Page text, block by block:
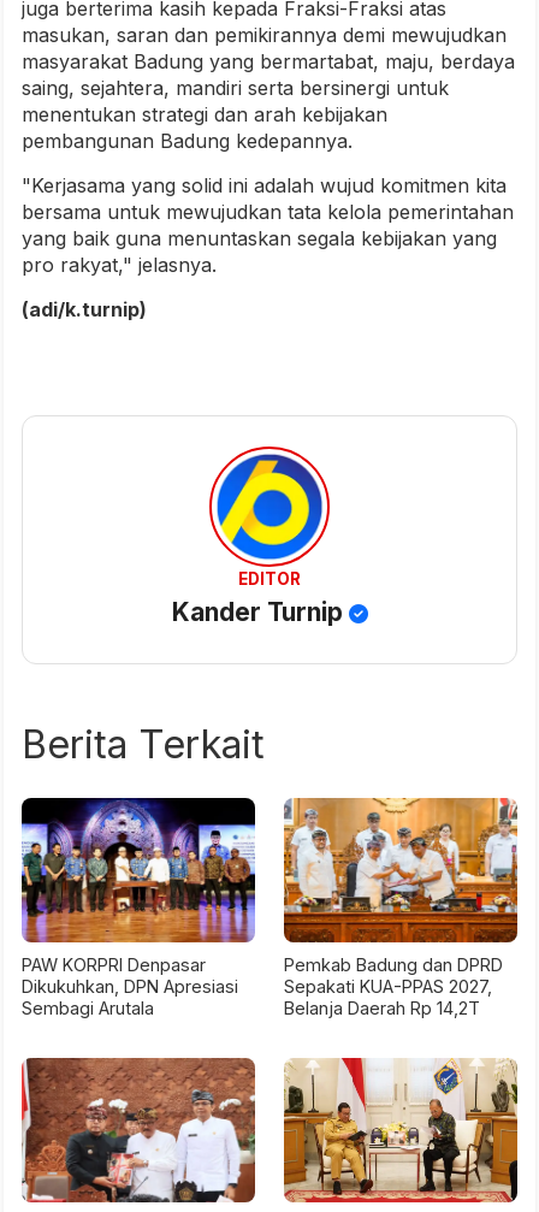
juga berterima kasih kepada Fraksi-Fraksi atas
masukan, saran dan pemikirannya demi mewujudkan
masyarakat Badung yang bermartabat, maju, berdaya
saing, sejahtera, mandiri serta bersinergi untuk
menentukan strategi dan arah kebijakan
pembangunan Badung kedepannya.
"Kerjasama yang solid ini adalah wujud komitmen kita
bersama untuk mewujudkan tata kelola pemerintahan
yang baik guna menuntaskan segala kebijakan yang
pro rakyat," jelasnya.
(adi/k.turnip)
EDITOR
Kander Turnip
Berita Terkait
PAW KORPRI Denpasar
Dikukuhkan, DPN Apresiasi
Sembagi Arutala
Pemkab Badung dan DPRD
Sepakati KUA-PPAS 2027,
Belanja Daerah Rp 14,2T